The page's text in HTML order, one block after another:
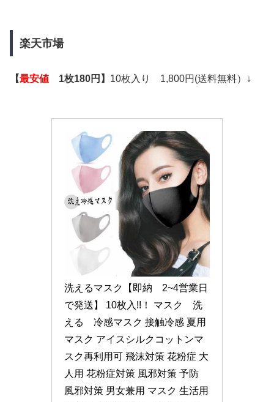
楽天市場
【最安値 1枚180円】 10枚入り 1,800円(送料無料） ↓
洗えるマスク【即納　2~4営業日
で発送】 10枚入!!！ マスク　洗
える　冷感マスク 接触冷感 夏用
マスク アイスシルクコットンマ
スク再利用可 飛沫対策 花粉症 大
人用 花粉症対策 風邪対策 予防
風邪対策 男女兼用 マスク 生活用